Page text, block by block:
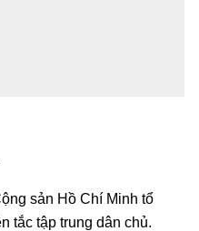
sản Hồ Chí Minh tổ
tắc tập trung dân chủ.